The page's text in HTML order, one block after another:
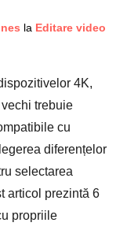
la Editare video
4K,
trebuie
cu
diferențelor
selectarea
articol prezintă 6
propriile